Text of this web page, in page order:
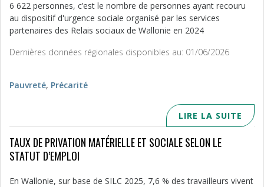
6 622 personnes, c’est le nombre de personnes ayant recouru
au dispositif d'urgence sociale organisé par les services
partenaires des Relais sociaux de Wallonie en 2024
Dernières données régionales disponibles au: 01/06/2026
Pauvreté, Précarité
LIRE LA SUITE
TAUX DE PRIVATION MATÉRIELLE ET SOCIALE SELON LE
STATUT D’EMPLOI
En Wallonie, sur base de SILC 2025, 7,6 % des travailleurs vivent